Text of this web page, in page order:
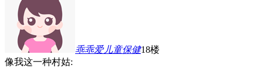
乖乖爱儿童保健18楼
像我这一种村姑: